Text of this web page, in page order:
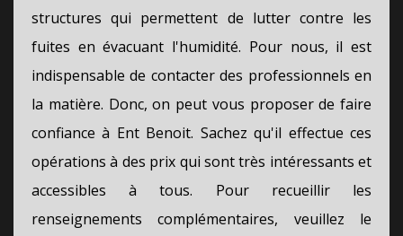
structures qui permettent de lutter contre les
fuites en évacuant l'humidité. Pour nous, il est
indispensable de contacter des professionnels en
la matière. Donc, on peut vous proposer de faire
confiance à Ent Benoit. Sachez qu'il effectue ces
opérations à des prix qui sont très intéressants et
accessibles à tous. Pour recueillir les
renseignements complémentaires, veuillez le